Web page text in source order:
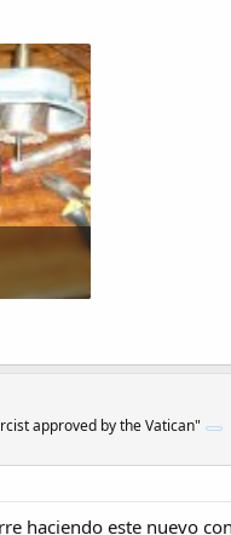
approved by the Vatican"
haciendo este nuevo